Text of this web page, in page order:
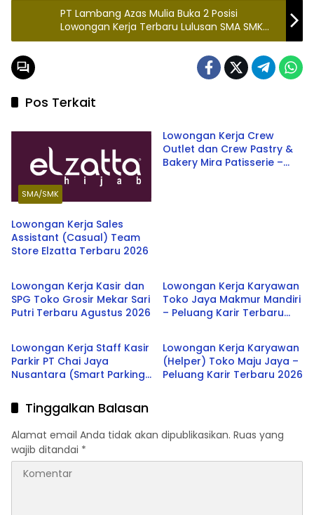
PT Lambang Azas Mulia Buka 2 Posisi
Lowongan Kerja Terbaru Lulusan SMA SMK
Sederajat, Simak Syarat Lengkapnya
Pos Terkait
SMA/SMK
Lowongan Kerja Sales
Assistant (Casual) Team
Store Elzatta Terbaru 2026
Lowongan Kerja Crew
Outlet dan Crew Pastry &
Bakery Mira Patisserie –
SMA/SMK
Lowongan Kerja Kasir dan
SPG Toko Grosir Mekar Sari
Putri Terbaru Agustus 2026
Lowongan Kerja Karyawan
Toko Jaya Makmur Mandiri
– Peluang Karir Terbaru
SMA/SMK
Lowongan Kerja Staff Kasir
Parkir PT Chai Jaya
Nusantara (Smart Parking)
SMA/SMK
Lowongan Kerja Karyawan
(Helper) Toko Maju Jaya –
Peluang Karir Terbaru 2026
Tinggalkan Balasan
Alamat email Anda tidak akan dipublikasikan. Ruas yang
wajib ditandai *